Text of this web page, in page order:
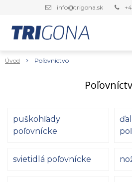
info@trigona.sk
Úvod Poľovníctvo
puškohľady
poľovnícke
svietidlá poľovnícke